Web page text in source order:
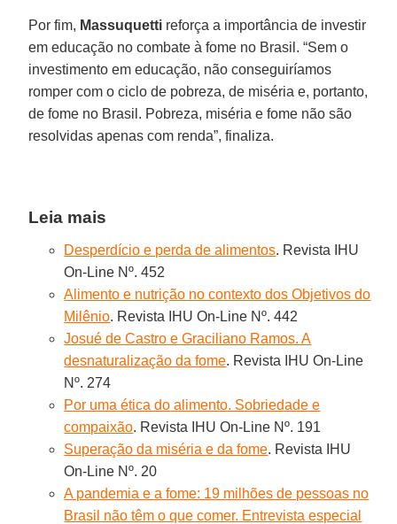
Por fim, Massuquetti reforça a importância de investir
em educação no combate à fome no Brasil. “Sem o
investimento em educação, não conseguiríamos
romper com o ciclo de pobreza, de miséria e, portanto,
de fome no Brasil. Pobreza, miséria e fome não são
resolvidas apenas com renda”, finaliza.
Leia mais
Desperdício e perda de alimentos. Revista IHU
On-Line Nº. 452
Alimento e nutrição no contexto dos Objetivos do
Milênio. Revista IHU On-Line Nº. 442
Josué de Castro e Graciliano Ramos. A
desnaturalização da fome. Revista IHU On-Line
Nº. 274
Por uma ética do alimento. Sobriedade e
compaixão. Revista IHU On-Line Nº. 191
Superação da miséria e da fome. Revista IHU
On-Line Nº. 20
A pandemia e a fome: 19 milhões de pessoas no
Brasil não têm o que comer. Entrevista especial